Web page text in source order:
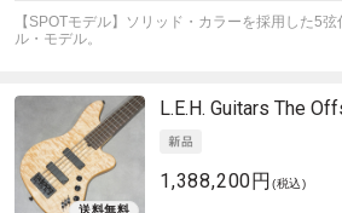
【SPOTモデル】ソリッド・カラーを採用した5
ル・モデル。
L.E.H. Guitars The
1,388,200円 (税込)